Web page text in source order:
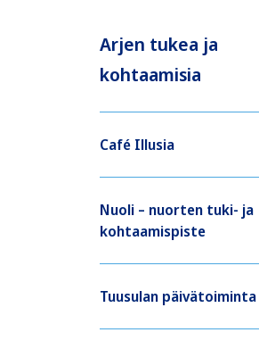
Arjen tukea ja
kohtaamisia
Café Illusia
Nuoli – nuorten tuki- ja
kohtaamispiste
Tuusulan päivätoiminta